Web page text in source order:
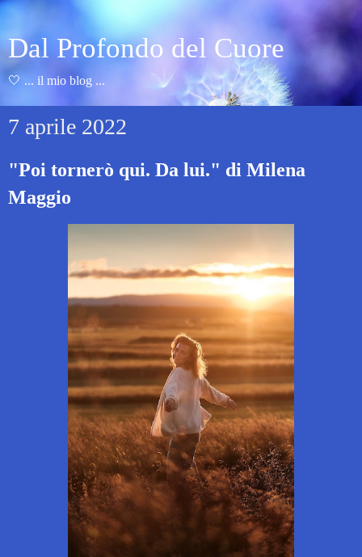
Dal Profondo del Cuore
🤍 ... il mio blog ...
7 aprile 2022
"Poi tornerò qui. Da lui." di Milena
Maggio